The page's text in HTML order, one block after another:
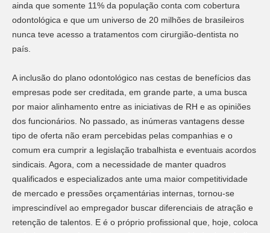
ainda que somente 11% da população conta com cobertura
odontológica e que um universo de 20 milhões de brasileiros
nunca teve acesso a tratamentos com cirurgião-dentista no
país.
A inclusão do plano odontológico nas cestas de benefícios das
empresas pode ser creditada, em grande parte, a uma busca
por maior alinhamento entre as iniciativas de RH e as opiniões
dos funcionários. No passado, as inúmeras vantagens desse
tipo de oferta não eram percebidas pelas companhias e o
comum era cumprir a legislação trabalhista e eventuais acordos
sindicais. Agora, com a necessidade de manter quadros
qualificados e especializados ante uma maior competitividade
de mercado e pressões orçamentárias internas, tornou-se
imprescindível ao empregador buscar diferenciais de atração e
retenção de talentos. E é o próprio profissional que, hoje, coloca